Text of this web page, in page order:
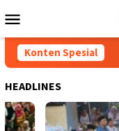
ke
kontenMobile
Konten Spesial
HEADLINES